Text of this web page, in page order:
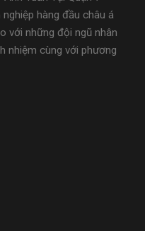
hàng đầu châu á
với những đội ngũ nhân
nhiệm cùng với phương